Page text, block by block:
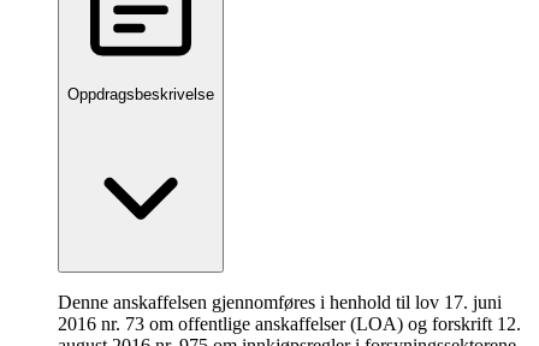
Oppdragsbeskrivelse
Denne anskaffelsen gjennomføres i henhold til lov 17. juni
2016 nr. 73 om offentlige anskaffelser (LOA) og forskrift 12.